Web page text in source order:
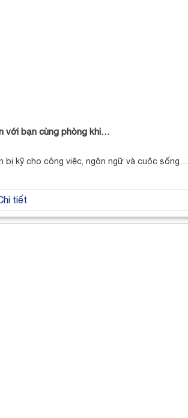
với bạn cùng phòng khi…
bị kỹ cho công việc, ngôn ngữ và cuộc sống…
tiết